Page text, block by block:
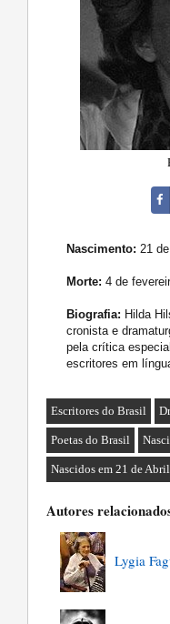
Nascimento: 21
Morte: 4 de
Biografia: Hilda
cronista e
pela crítica
escritores em
Escritores do Brasil
Poetas do Brasil
Nascidos em 21 de Abril
Autores
Lygia